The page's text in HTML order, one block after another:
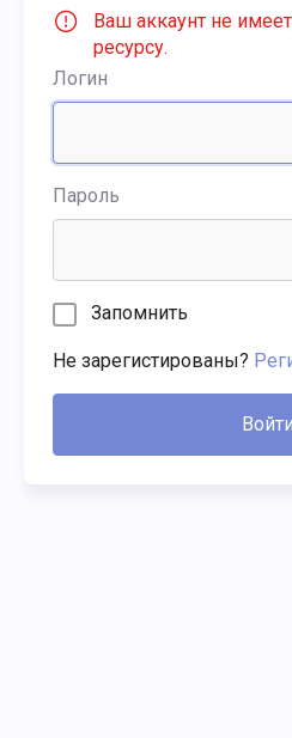
Ваш аккаунт не
ресурсу.
Логин
Пароль
Запомнить
Не зарегистированы?